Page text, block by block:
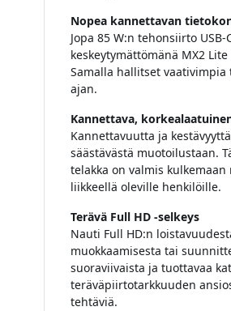
Nopea kannettavan
Jopa 85 W:n tehonsiirto
keskeytymättömänä MX2
Samalla hallitset
ajan.
Kannettava,
Kannettavuutta ja
säästävästä muotoilustaan.
telakka on valmis
liikkeellä oleville henkilöille.
Terävä Full HD -selkeys
Nauti Full HD:n
muokkaamisesta tai
suoraviivaista ja tuottavaa
teräväpiirtotarkkuuden
tehtäviä.